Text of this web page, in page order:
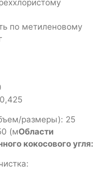
по метиленовому
размеры): 25
(мОбласти
кокосового угля: